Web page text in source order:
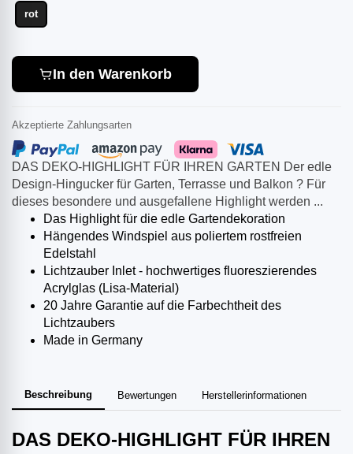
DAS DEKO-HIGHLIGHT FÜR IHREN GARTEN Der edle
Design-Hingucker für Garten, Terrasse und Balkon ? Für
dieses besondere und ausgefallene Highlight werden ...
Das Highlight für die edle Gartendekoration
Hängendes Windspiel aus poliertem rostfreien
Edelstahl
Lichtzauber Inlet - hochwertiges fluoreszierendes
Acrylglas (Lisa-Material)
20 Jahre Garantie auf die Farbechtheit des
Lichtzaubers
Made in Germany
Beschreibung Bewertungen Herstellerinformationen
DAS DEKO-HIGHLIGHT FÜR IHREN
rot
In den Warenkorb
Akzeptierte Zahlungsarten